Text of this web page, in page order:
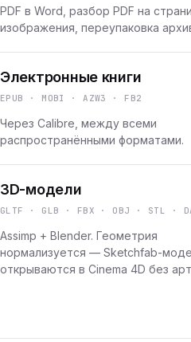
PDF в Word, разбор PDF на
изображения, переупаковка
Электронные книги
EPUB · MOBI · AZW3 · FB2
Через Calibre, между всеми
распространёнными форматами.
3D-модели
GLTF · GLB · FBX · OBJ · STL ·
Assimp + Blender. Геометрия
нормализуется — Sketchfab-
открываются в Cinema 4D без